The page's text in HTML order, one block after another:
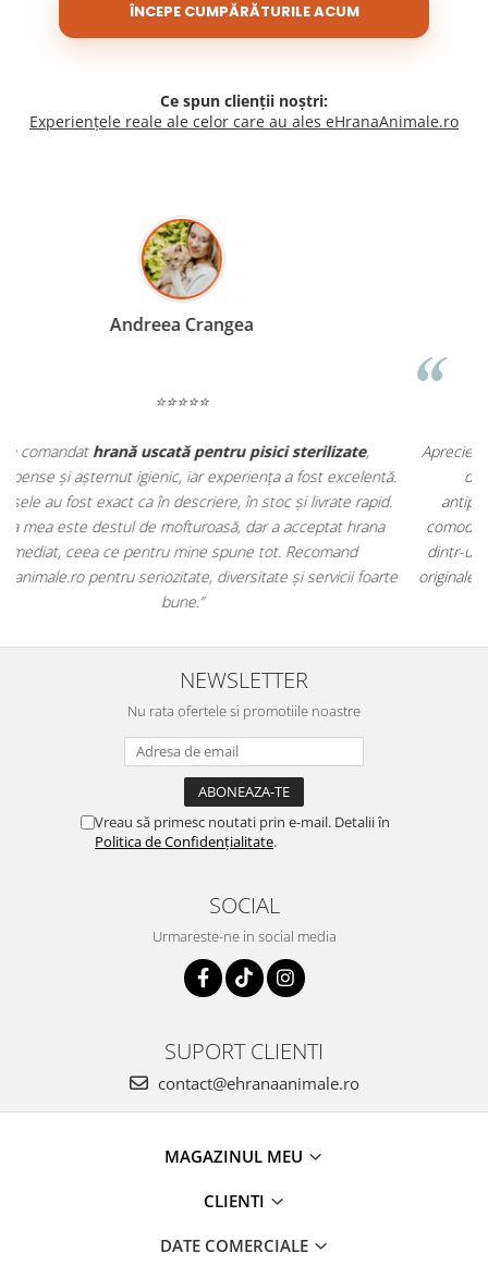
ÎNCEPE CUMPĂRĂTURILE ACUM
Ce spun clienții noștri:
Experiențele reale ale celor care au ales eHranaAnimale.ro
Madalina Stancea
Apreciez foarte mult faptul că peehranaanimale.ro
găsesc nu
doar hrană, ci și produse dinfarmacia veterinară
antiparazitare, suplimente și soluții de îngrijire. Este foarte
comod să pot comanda tot ce am nevoie pentru animalul meu
dintr-un singur loc. Livrarea a fost rapidă, iar produsele au fost
originale și în termen. Magazin serios, bine organizat și foarte util
pentru orice stăpân de animale.
NEWSLETTER
Nu rata ofertele si promotiile noastre
Vreau să primesc noutati prin e-mail. Detalii în
Politica de Confidențialitate.
SOCIAL
Urmareste-ne in social media
SUPORT CLIENTI
contact@ehranaanimale.ro
MAGAZINUL MEU
CLIENTI
DATE COMERCIALE